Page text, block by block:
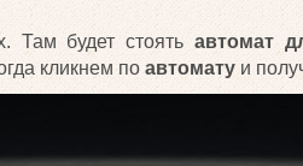
Там будет стоять автомат
кликнем по автомату и